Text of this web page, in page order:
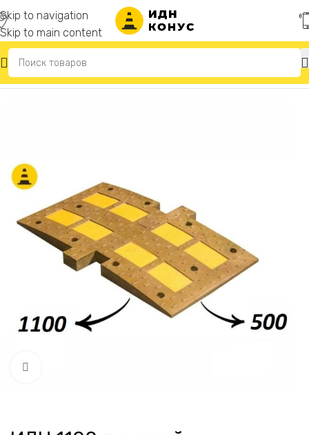
Skip to navigation
Skip to main content
Главная ИДН Лежачий полицейский